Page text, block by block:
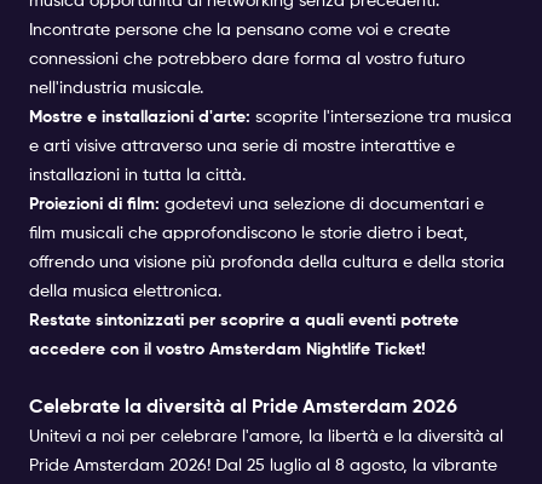
Incontrate persone che la pensano come voi e create
connessioni che potrebbero dare forma al vostro futuro
nell'industria musicale.
Mostre e installazioni d'arte: scoprite l'intersezione tra musica
e arti visive attraverso una serie di mostre interattive e
installazioni in tutta la città.
Proiezioni di film: godetevi una selezione di documentari e
film musicali che approfondiscono le storie dietro i beat,
offrendo una visione più profonda della cultura e della storia
della musica elettronica.
Restate sintonizzati per scoprire a quali eventi potrete
accedere con il vostro Amsterdam Nightlife Ticket!
Celebrate la diversità al Pride Amsterdam 2026
Unitevi a noi per celebrare l'amore, la libertà e la diversità al
Pride Amsterdam 2026! Dal 25 luglio al 8 agosto, la vibrante